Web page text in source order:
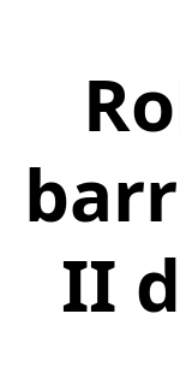
II